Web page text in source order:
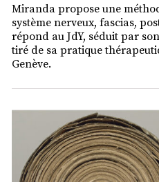
Miranda propose une
système nerveux, fascias,
répond au JdY, séduit par
tiré de sa pratique
Genève.